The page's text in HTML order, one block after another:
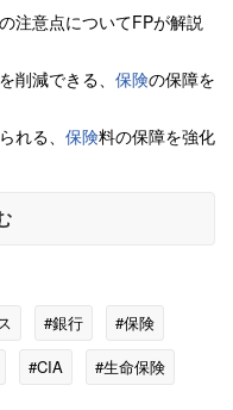
注意点についてFPが解説
削減できる、 保険の保障を
れる、 保険料の保障を強化
#銀行
#保険
#CIA #生命保険